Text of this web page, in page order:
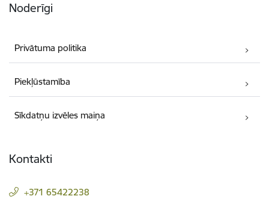
Noderīgi
Privātuma politika
Piekļūstamība
Sīkdatņu izvēles maiņa
Kontakti
+371 65422238